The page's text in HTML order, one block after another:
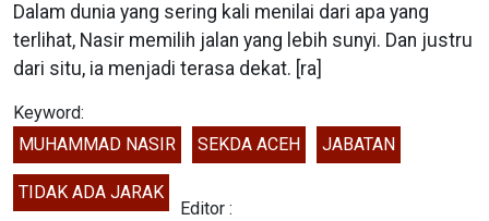
Dalam dunia yang sering kali menilai dari apa yang
terlihat, Nasir memilih jalan yang lebih sunyi. Dan justru
dari situ, ia menjadi terasa dekat. [ra]
Keyword:
MUHAMMAD NASIR
SEKDA ACEH JABATAN
TIDAK ADA JARAK
Editor :